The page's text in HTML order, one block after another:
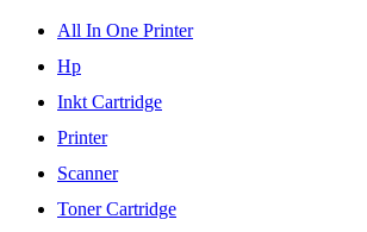
All In One Printer
Hp
Inkt Cartridge
Printer
Scanner
Toner Cartridge